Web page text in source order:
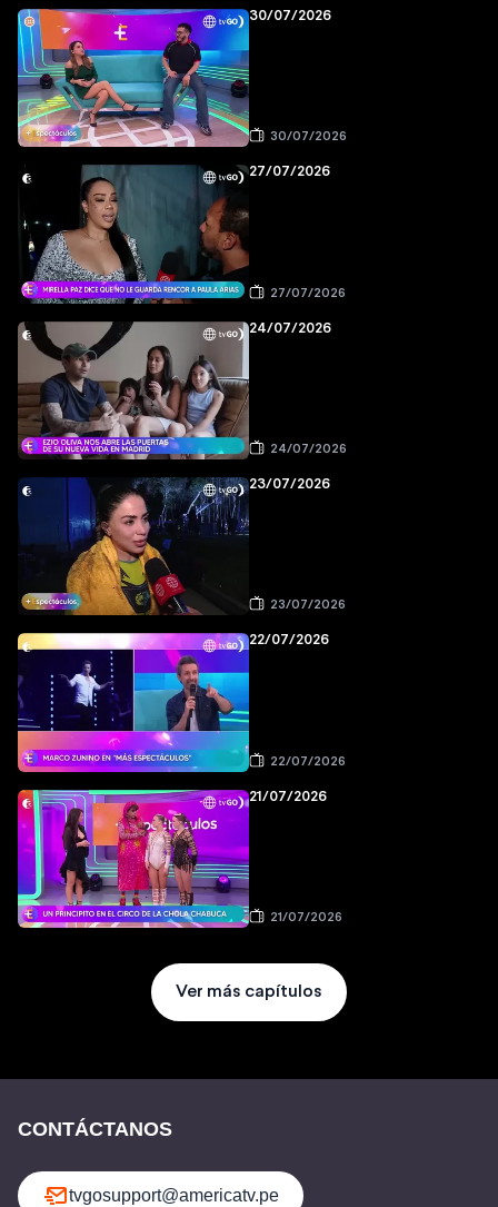
30/07/2026
30/07/2026
27/07/2026
27/07/2026
24/07/2026
24/07/2026
23/07/2026
23/07/2026
22/07/2026
22/07/2026
21/07/2026
21/07/2026
Ver más capítulos
CONTÁCTANOS
tvgosupport@americatv.pe